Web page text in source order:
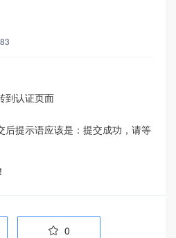
到认证页面
后提示语应该是：提交成功，请等
 0